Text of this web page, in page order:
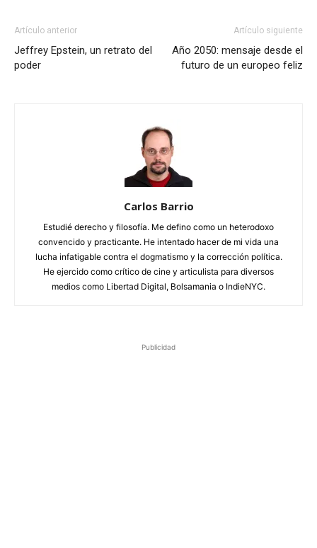
Artículo anterior
Jeffrey Epstein, un retrato del
poder
Artículo siguiente
Año 2050: mensaje desde el
futuro de un europeo feliz
Carlos Barrio
Estudié derecho y filosofía. Me defino como un heterodoxo
convencido y practicante. He intentado hacer de mi vida una
lucha infatigable contra el dogmatismo y la corrección política.
He ejercido como crítico de cine y articulista para diversos
medios como Libertad Digital, Bolsamania o IndieNYC.
Publicidad